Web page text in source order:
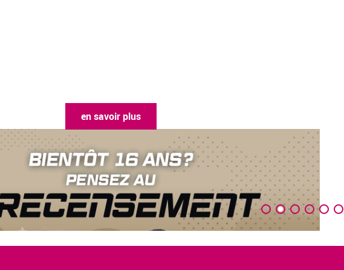
en savoir plus